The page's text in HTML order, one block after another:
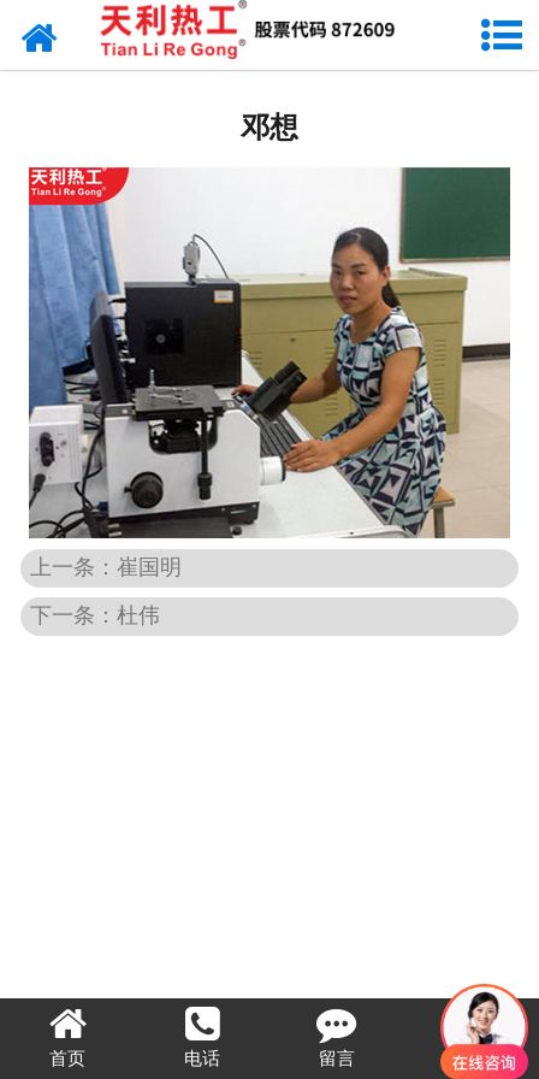
网站首页
研发力量
生产设备
应用领域
天利资讯
邓想
上一条：崔国明
下一条：杜伟
首页 电话 留言 顶部